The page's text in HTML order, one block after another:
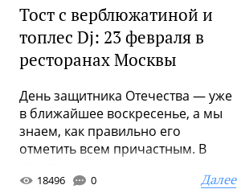
Тост с верблюжатиной и
топлес Dj: 23 февраля в
ресторанах Москвы
День защитника Отечества — уже
в ближайшее воскресенье, а мы
знаем, как правильно его
отметить всем причастным. В
18496 0 Далее